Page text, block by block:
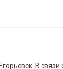
В связи